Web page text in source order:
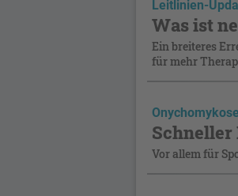
Leitlinien-
Was ist
Ein breiteres
für mehr
Onychomykose
Vor allem für